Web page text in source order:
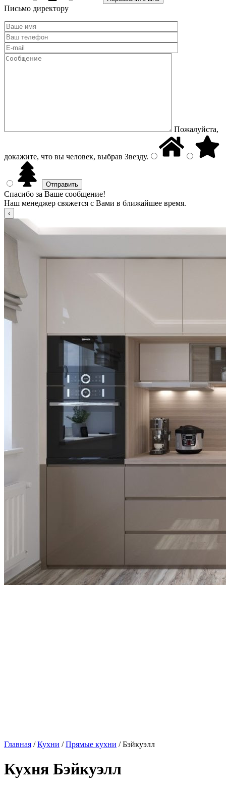
Письмо директору
Пожалуйста,
докажите, что вы человек, выбрав Звезду.
Спасибо за Ваше сообщение!
Наш менеджер свяжется с Вами в ближайшее время.
Главная /Кухни /Прямые кухни / Бэйкуэлл
Кухня Бэйкуэлл